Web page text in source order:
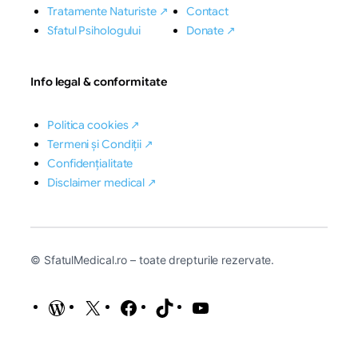
Tratamente Naturiste ↗
Sfatul Psihologului
Contact
Donate ↗
Info legal & conformitate
Politica cookies ↗
Termeni și Condiții ↗
Confidențialitate
Disclaimer medical ↗
© SfatulMedical.ro – toate drepturile rezervate.
WordPress
X Facebook
TikTok